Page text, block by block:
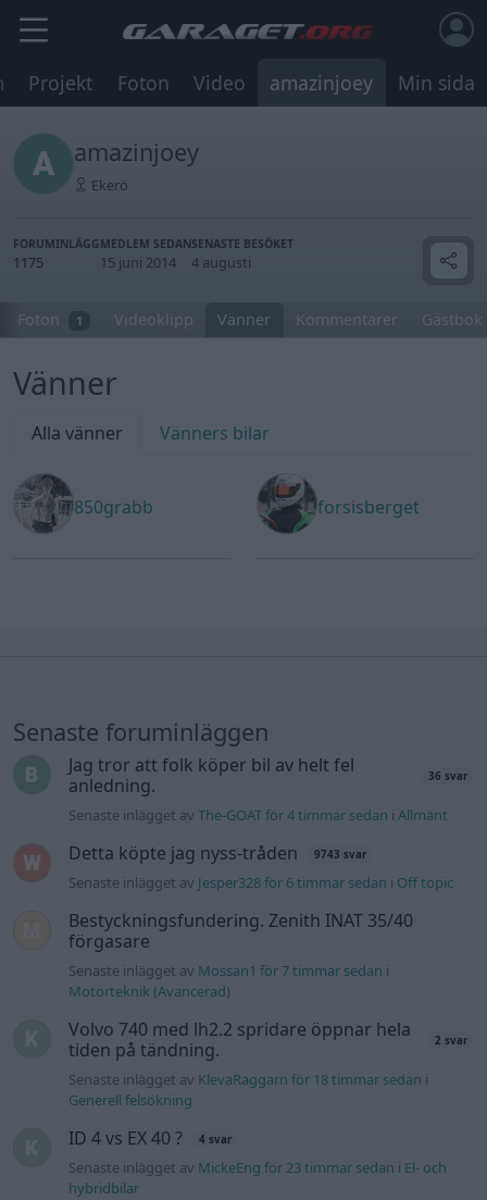
Projekt Foton Video amazinjoey Min sida
amazinjoey
Ekerö
FORUMINLÄGG
1175
MEDLEM SEDAN
15 juni 2014
SENASTE BESÖKET
4 augusti
Foton 1 Videoklipp Vänner Kommentarer Gästbok
Vänner
Alla vänner Vänners bilar
850grabb forsisberget
Senaste foruminläggen
Jag tror att folk köper bil av helt fel
anledning.
36 svar
Senaste inlägget avThe-GOAT för 4 timmar sedan iAllmänt
Detta köpte jag nyss-tråden 9743 svar
Senaste inlägget av Jesper328 för 6 timmar sedan i Off topic
Bestyckningsfundering. Zenith INAT 35/40
förgasare
Senaste inlägget av Mossan1 för 7 timmar sedan i
Motorteknik (Avancerad)
Volvo 740 med lh2.2 spridare öppnar hela
tiden på tändning.
2 svar
Senaste inlägget av KlevaRaggarn för 18 timmar sedan i
Generell felsökning
ID 4 vs EX 40 ? 4 svar
Senaste inlägget av MickeEng för 23 timmar sedan i El- och
hybridbilar